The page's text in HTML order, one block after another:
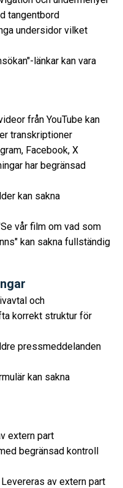
tangentbord
undersidor vilket
länkar kan vara
från YouTube kan
transkriptioner
Facebook, X
har begränsad
kan sakna
vår film om vad som
kan sakna fullständig
och
korrekt struktur för
pressmeddelanden
kan sakna
extern part
begränsad kontroll
Levereras av extern part